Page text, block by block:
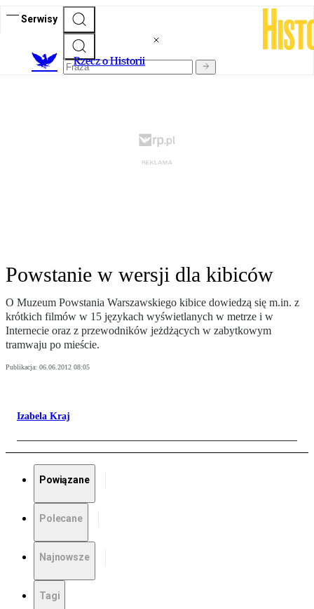
Serwisy
Rzecz o Historii
Powstanie w wersji dla kibiców
O Muzeum Powstania Warszawskiego kibice dowiedzą się m.in. z
krótkich filmów w 15 językach wyświetlanych w metrze i w
Internecie oraz z przewodników jeżdżących w zabytkowym
tramwaju po mieście.
Publikacja: 06.06.2012 08:05
Izabela Kraj
Powiązane
Polecane
Najnowsze
Tagi